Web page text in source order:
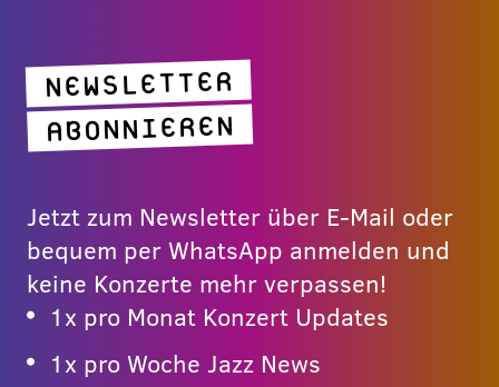
NEWSLETTER
ABONNIEREN
Jetzt zum Newsletter über E-Mail oder
bequem per WhatsApp anmelden und
keine Konzerte mehr verpassen!
1x pro Monat Konzert Updates
1x pro Woche Jazz News